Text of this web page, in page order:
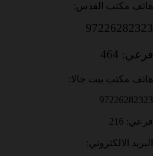
هاتف مكتب القدس:
97226282323
فرعي: 464
هاتف مكتب بيت جالا:
97226282323
فرعي: 216
البريد الالكتروني: